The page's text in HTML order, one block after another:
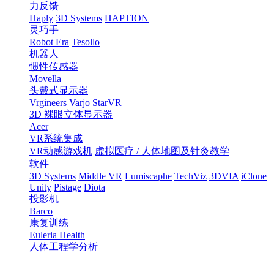
力反馈
Haply 3D Systems HAPTION
灵巧手
Robot Era Tesollo
机器人
惯性传感器
Movella
头戴式显示器
Vrgineers Varjo StarVR
3D 裸眼立体显示器
Acer
VR系统集成
VR动感游戏机 虚拟医疗 / 人体地图及针灸教学
软件
3D Systems Middle VR Lumiscaphe TechViz 3DVIA iClone
Unity Pistage Diota
投影机
Barco
康复训练
Euleria Health
人体工程学分析